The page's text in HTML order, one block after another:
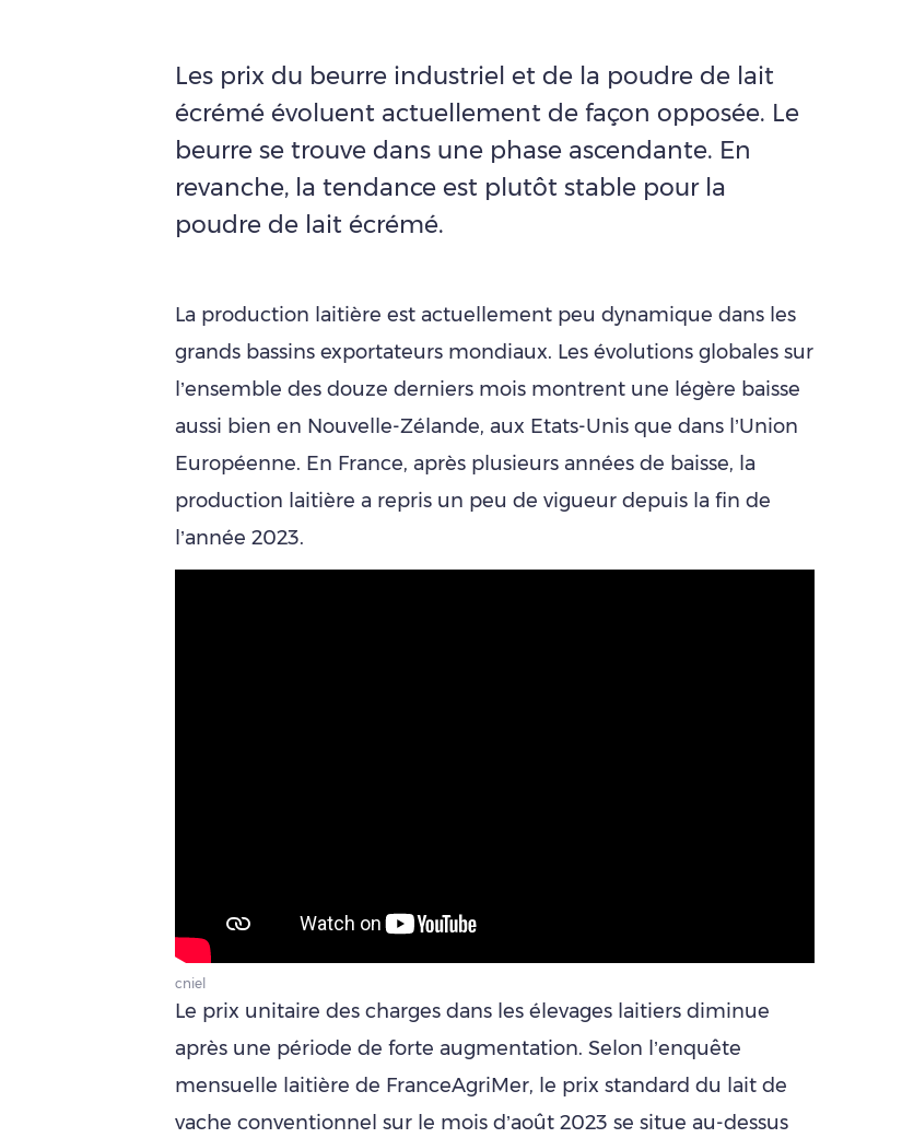
Les prix du beurre industriel et de la poudre de lait
écrémé évoluent actuellement de façon opposée. Le
beurre se trouve dans une phase ascendante. En
revanche, la tendance est plutôt stable pour la
poudre de lait écrémé.
La production laitière est actuellement peu dynamique dans les
grands bassins exportateurs mondiaux. Les évolutions globales sur
l’ensemble des douze derniers mois montrent une légère baisse
aussi bien en Nouvelle-Zélande, aux Etats-Unis que dans l’Union
Européenne. En France, après plusieurs années de baisse, la
production laitière a repris un peu de vigueur depuis la fin de
l’année 2023.
cniel
Le prix unitaire des charges dans les élevages laitiers diminue
après une période de forte augmentation. Selon l’enquête
mensuelle laitière de FranceAgriMer, le prix standard du lait de
vache conventionnel sur le mois d’août 2023 se situe au-dessus